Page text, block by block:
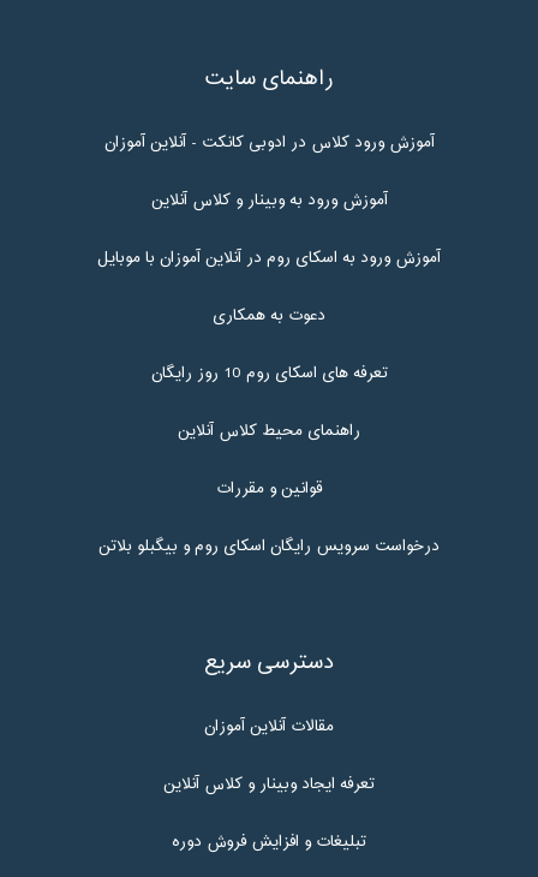
راهنمای سایت
آموزش ورود کلاس در ادوبی کانکت - آنلاین آموزان
آموزش ورود به وبینار و کلاس آنلاین
آموزش ورود به اسکای روم در آنلاین آموزان با موبایل
دعوت به همکاری
تعرفه های اسکای روم 10 روز رایگان
راهنمای محیط کلاس آنلاین
قوانین و مقررات
درخواست سرویس رایگان اسکای روم و بیگبلو بلاتن
دسترسی سریع
مقالات آنلاین آموزان
تعرفه ایجاد وبینار و کلاس آنلاین
تبلیغات و افزایش فروش دوره